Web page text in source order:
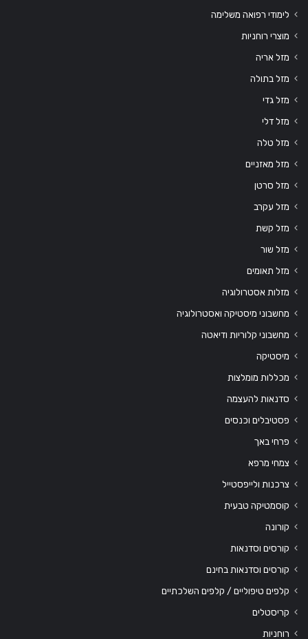
לימודי רפואה משלימה
מוצרי רוחניות
מזל אריה
מזל בתולה
מזל גדי
מזל דלי
מזל טלה
מזל מאזניים
מזל סרטן
מזל עקרב
מזל קשת
מזל שור
מזל תאומים
מזלות אסטרולוגיה
מחשבוני מיסטיקה ואסטרולוגיה
מחשבוני קלוריות ודיאטה
מיסטיקה
מכללות מומלצות
סדנאות להעצמה
פסטיבלים וכנסים
פרחי באך
צמחי מרפא
צרכנות ולייפסטייל
קוסמטיקה טבעית
קורונה
קורסים וסדנאות
קורסים וסדנאות בחינם
קלפים טיפוליים / קלפים השלכתיים
קריסטלים
רוחניות